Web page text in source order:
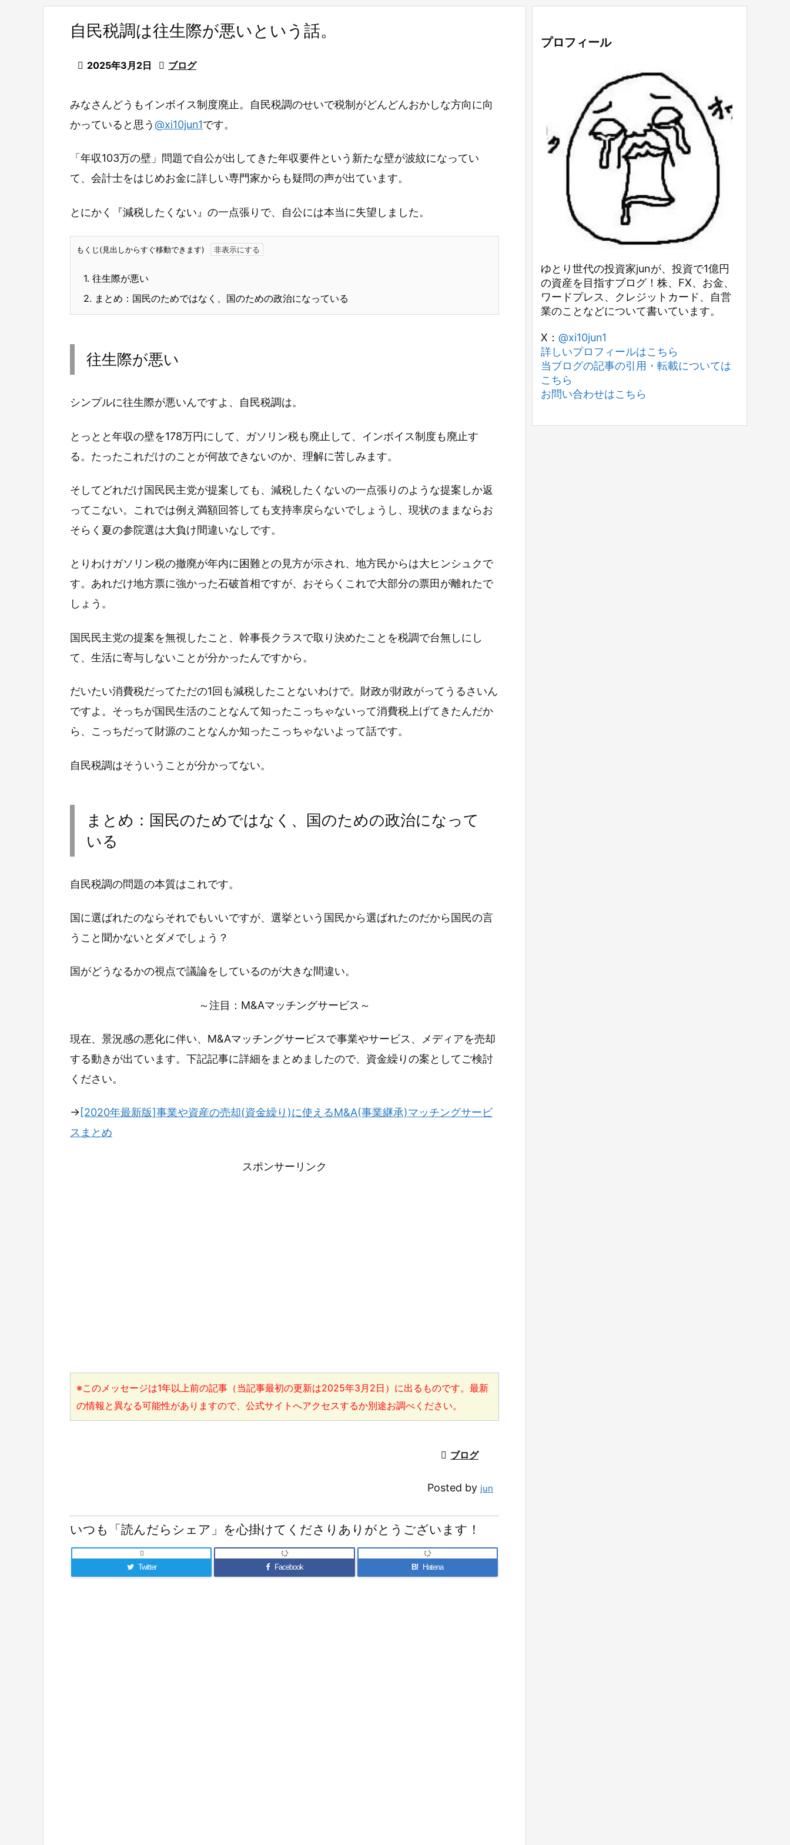
自民税調は往生際が悪いという話。
 2025年3月2日  ブログ
みなさんどうもインボイス制度廃止。自民税調のせいで税制がどんどんおかしな方向に向
かっていると思う@xi10jun1です。
「年収103万の壁」問題で自公が出してきた年収要件という新たな壁が波紋になってい
て、会計士をはじめお金に詳しい専門家からも疑問の声が出ています。
とにかく『減税したくない』の一点張りで、自公には本当に失望しました。
もくじ(見出しからすぐ移動できます)
1. 往生際が悪い
2. まとめ：国民のためではなく、国のための政治になっている
往生際が悪い
シンプルに往生際が悪いんですよ、自民税調は。
とっとと年収の壁を178万円にして、ガソリン税も廃止して、インボイス制度も廃止す
る。たったこれだけのことが何故できないのか、理解に苦しみます。
そしてどれだけ国民民主党が提案しても、減税したくないの一点張りのような提案しか返
ってこない。これでは例え満額回答しても支持率戻らないでしょうし、現状のままならお
そらく夏の参院選は大負け間違いなしです。
とりわけガソリン税の撤廃が年内に困難との見方が示され、地方民からは大ヒンシュクで
す。あれだけ地方票に強かった石破首相ですが、おそらくこれで大部分の票田が離れたで
しょう。
国民民主党の提案を無視したこと、幹事長クラスで取り決めたことを税調で台無しにし
て、生活に寄与しないことが分かったんですから。
だいたい消費税だってただの1回も減税したことないわけで。財政が財政がってうるさいん
ですよ。そっちが国民生活のことなんて知ったこっちゃないって消費税上げてきたんだか
ら、こっちだって財源のことなんか知ったこっちゃないよって話です。
自民税調はそういうことが分かってない。
まとめ：国民のためではなく、国のための政治になって
いる
自民税調の問題の本質はこれです。
国に選ばれたのならそれでもいいですが、選挙という国民から選ばれたのだから国民の言
うこと聞かないとダメでしょう？
国がどうなるかの視点で議論をしているのが大きな間違い。
～注目：M&Aマッチングサービス～
現在、景況感の悪化に伴い、M&Aマッチングサービスで事業やサービス、メディアを売却
する動きが出ています。下記記事に詳細をまとめましたので、資金繰りの案としてご検討
ください。
→[2020年最新版]事業や資産の売却(資金繰り)に使えるM&A(事業継承)マッチングサービ
スまとめ
スポンサーリンク
※このメッセージは1年以上前の記事（当記事最初の更新は2025年3月2日）に出るものです。最新
の情報と異なる可能性がありますので、公式サイトへアクセスするか別途お調べください。
 ブログ
Posted by jun
いつも「読んだらシェア」を心掛けてくださりありがとうございます！
Twitter

Facebook B! Hatena
プロフィール
ゆとり世代の投資家junが、投資で1億円
の資産を目指すブログ！株、FX、お金、
ワードプレス、クレジットカード、自営
業のことなどについて書いています。
X： @xi10jun1
詳しいプロフィールはこちら
当ブログの記事の引用・転載については
こちら
お問い合わせはこちら